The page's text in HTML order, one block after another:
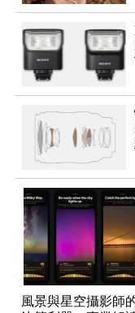
風景與星空攝影師